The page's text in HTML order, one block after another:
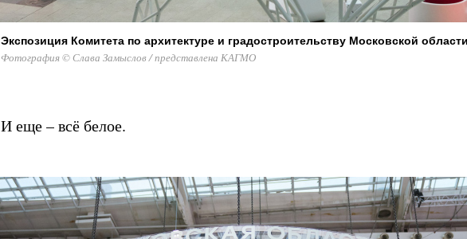
Экспозиция Комитета по архитектуре и градостроительству Московской
Фотография © Слава Замыслов / представлена КАГМО
И еще – всё белое.